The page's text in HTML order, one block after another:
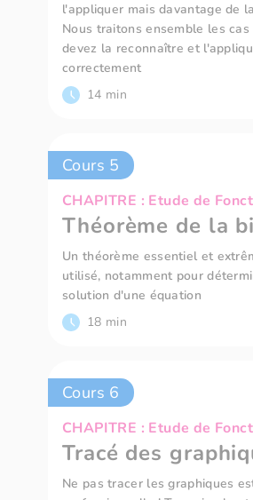
l'appliquer mais davantage de
Nous traitons ensemble les cas
devez la reconnaître et
correctement
14 min
Cours 5
CHAPITRE : Etude de
Théorème de la
Un théorème essentiel et
utilisé, notamment pour
solution d'une équation
18 min
Cours 6
CHAPITRE : Etude de
Tracé des
Ne pas tracer les graphiques